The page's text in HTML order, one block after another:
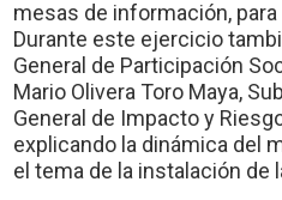
mesas de información,
Durante este ejercicio
General de Participación
Mario Olivera Toro Maya,
General de Impacto y
explicando la dinámica del
el tema de la instalación de